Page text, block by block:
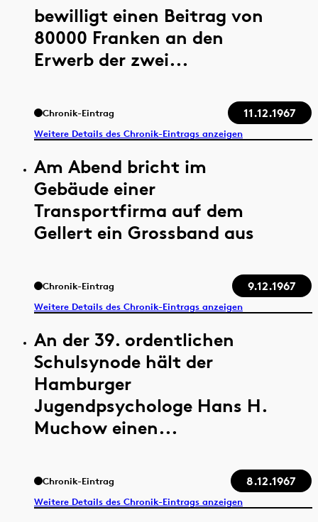
bewilligt einen Beitrag von
80000 Franken an den
Erwerb der zwei...
Chronik-Eintrag 11.12.1967
Weitere Details des Chronik-Eintrags anzeigen
Am Abend bricht im
Gebäude einer
Transportfirma auf dem
Gellert ein Grossband aus
Chronik-Eintrag 9.12.1967
Weitere Details des Chronik-Eintrags anzeigen
An der 39. ordentlichen
Schulsynode hält der
Hamburger
Jugendpsychologe Hans H.
Muchow einen...
Chronik-Eintrag 8.12.1967
Weitere Details des Chronik-Eintrags anzeigen